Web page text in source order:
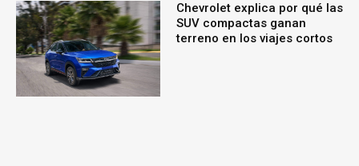
Chevrolet explica por qué las
SUV compactas ganan
terreno en los viajes cortos